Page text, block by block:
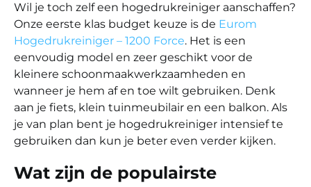
Wil je toch zelf een hogedrukreiniger aanschaffen?
Onze eerste klas budget keuze is de Eurom
Hogedrukreiniger – 1200 Force. Het is een
eenvoudig model en zeer geschikt voor de
kleinere schoonmaakwerkzaamheden en
wanneer je hem af en toe wilt gebruiken. Denk
aan je fiets, klein tuinmeubilair en een balkon. Als
je van plan bent je hogedrukreiniger intensief te
gebruiken dan kun je beter even verder kijken.
Wat zijn de populairste